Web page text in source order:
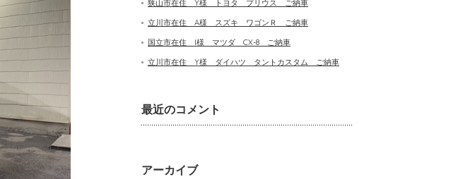
狭山市在住 Y様 トヨタ プリウス ご納車
立川市在住 A様 スズキ ワゴンＲ ご納車
国立市在住 I様 マツダ CX-8 ご納車
立川市在住 Y様 ダイハツ タントカスタム ご納車
最近のコメント
アーカイブ